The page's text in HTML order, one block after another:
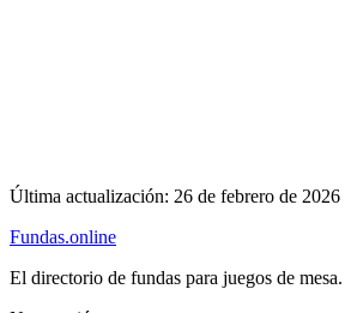
Última actualización: 26 de febrero de 2026
Fundas.online
El directorio de fundas para juegos de mesa.